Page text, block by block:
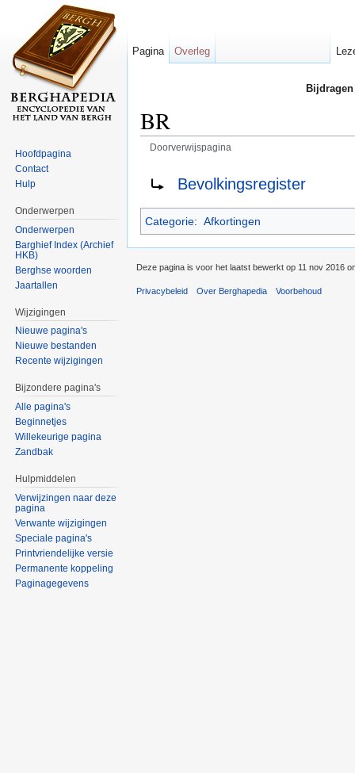
BR
Doorverwijspagina
Doorverwijzing naar:
Bevolkingsregister
Categorie: Afkortingen
Pagina Overleg
Hoofdpagina
Contact
Hulp
Onderwerpen
Onderwerpen
Barghief Index (Archief
HKB)
Berghse woorden
Jaartallen
Wijzigingen
Nieuwe pagina's
Nieuwe bestanden
Recente wijzigingen
Bijzondere pagina's
Alle pagina's
Beginnetjes
Willekeurige pagina
Zandbak
Hulpmiddelen
Verwijzingen naar deze
pagina
Verwante wijzigingen
Speciale pagina's
Printvriendelijke versie
Permanente koppeling
Paginagegevens
Deze pagina is voor het laatst bewerkt op 11 nov 2016
Privacybeleid Over Berghapedia Voorbehoud